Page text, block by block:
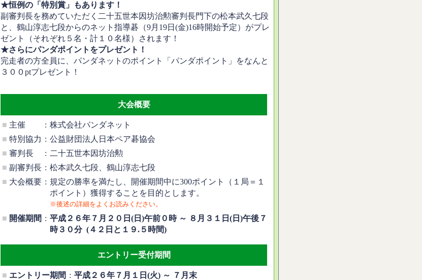
★恒例の「特別賞」もあります！
副審判長を務めていただく二十五世本因坊治勲審判長門下の松本武久七段
と、鶴山淳志七段からのネット指導碁（9月19日(金)16時開始予定）がプレ
ゼント（それぞれ５名・計１０名様）されます！
★さらにパンダポイントをプレゼント！
完走者の方全員に、パンダネットのポイント「パンダポイント」をなんと
３００ptプレゼント！
大会概要
■ 主催 : 株式会社パンダネット
■ 特別協力 : 公益財団法人日本ペア碁協会
■ 審判長 : 二十五世本因坊治勲
■ 副審判長 : 松本武久七段、鶴山淳志七段
■ 大会概要 : 規定の勝率を満たし、開催期間中に300ポイント（１局＝１
ポイント）獲得することを目的とします。
※後述の詳細をよくお読みください。
■ 開催期間 : 平成２６年７月２０日(日)午前０時 ～ ８月３１日(日)午後７
時３０分 (４２日と１９.５時間)
エントリー受付期間
■ エントリー期間 : 平成２６年７月１日(火) ～ ７月末